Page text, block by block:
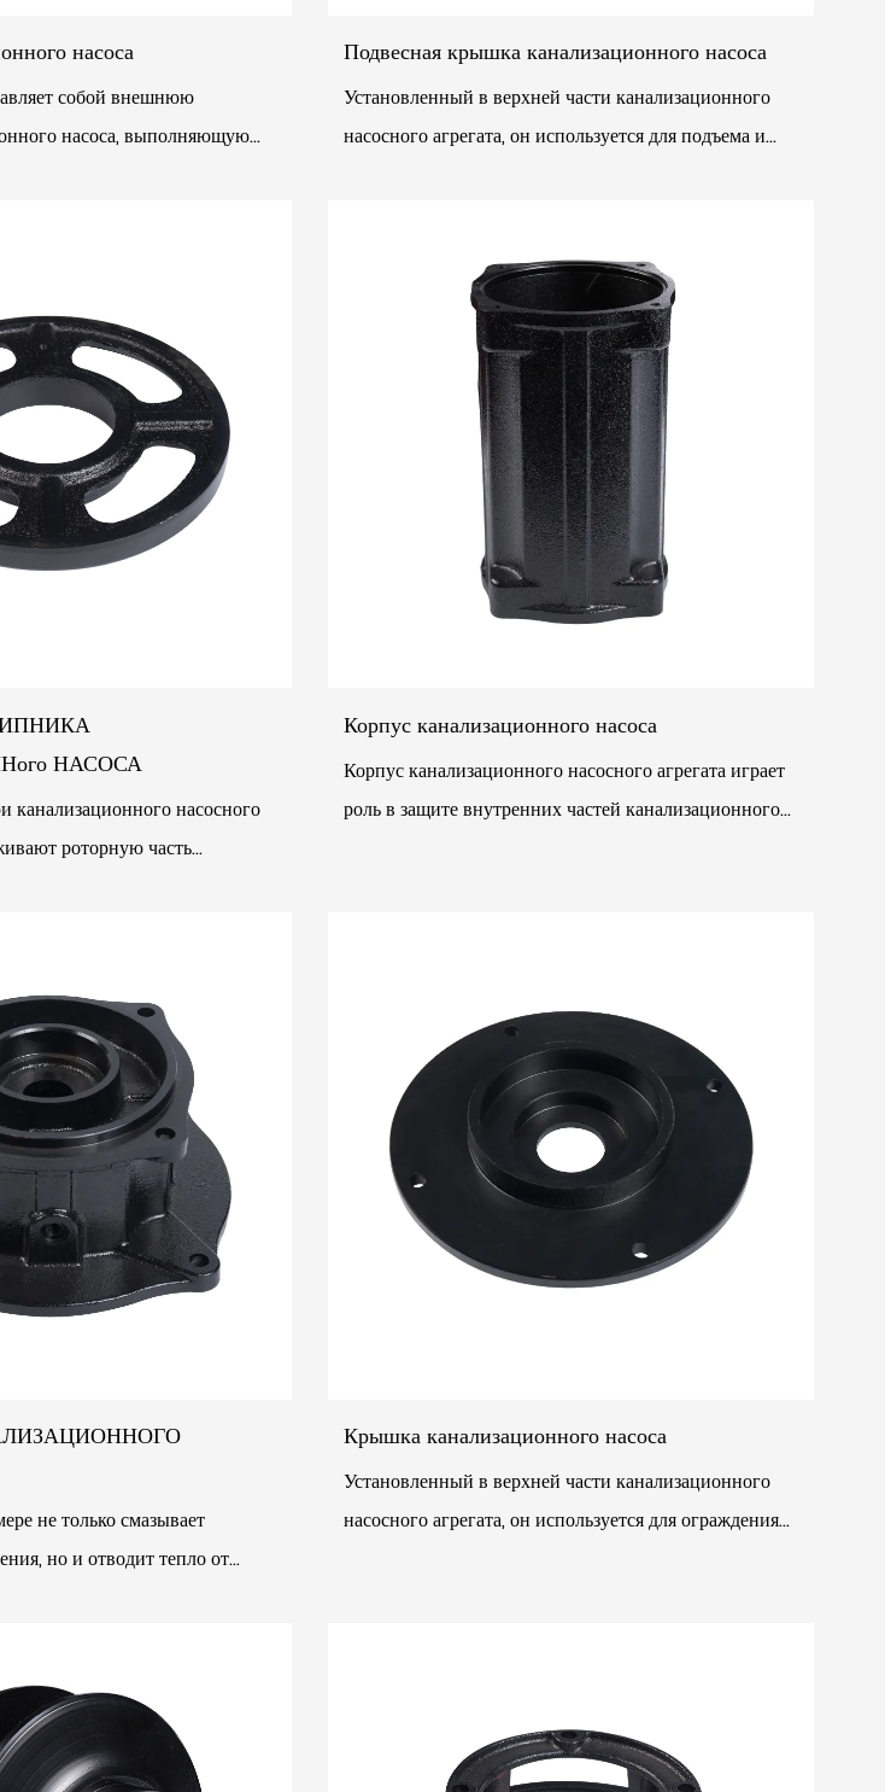
насоса
собой внешнюю
насоса, выполняющую
Подвесная крышка канализационного насоса
Установленный в верхней части канализационного
насосного агрегата, он используется для подъема и
НАСОСА
канализационного насосного
роторную часть
Корпус канализационного насоса
Корпус канализационного насосного агрегата играет
роль в защите внутренних частей канализационного
не только смазывает
но и отводит тепло от
Крышка канализационного насоса
Установленный в верхней части канализационного
насосного агрегата, он используется для ограждения